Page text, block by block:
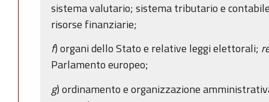
sistema valutario; sistema tributario e
risorse finanziarie;
f) organi dello Stato e relative leggi elettorali;
Parlamento europeo;
g) ordinamento e organizzazione